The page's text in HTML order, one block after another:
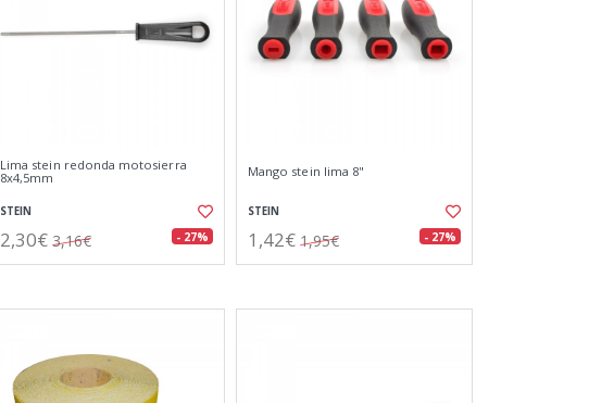
Lima stein redonda motosierra
8x4,5mm
STEIN
2,30€ 3,16€ - 27%
Mango stein lima 8"
STEIN
1,42€ 1,95€ - 27%